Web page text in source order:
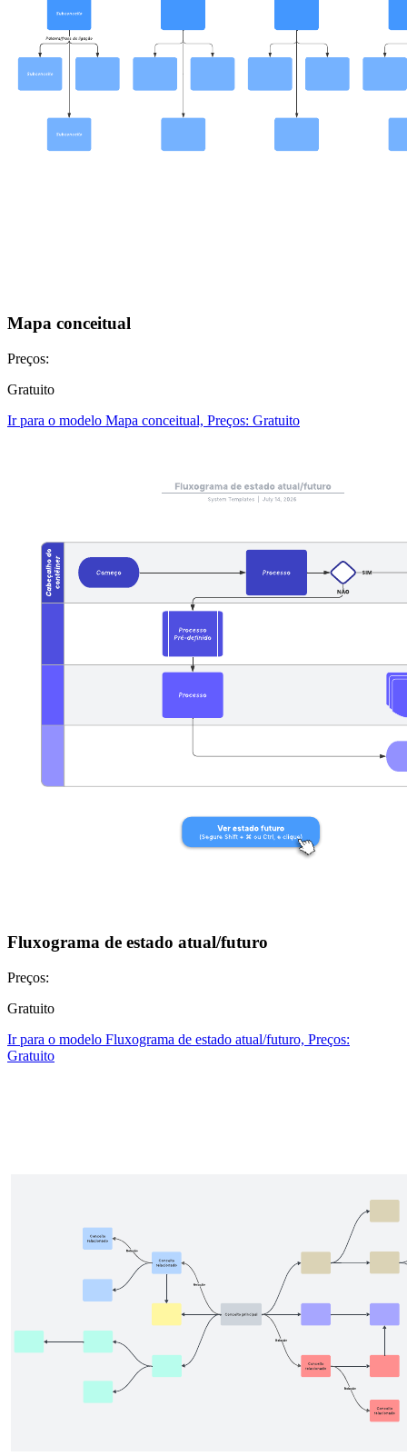
Mapa conceitual
Preços:
Gratuito
Ir para o modelo Mapa conceitual, Preços: Gratuito
Fluxograma de estado atual/futuro
Preços:
Gratuito
Ir para o modelo Fluxograma de estado atual/futuro, Preços:
Gratuito